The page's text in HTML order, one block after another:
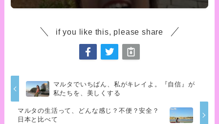
if you like this, please share
マルタでいちばん、私がキレイよ。『自信』が
私たちを、美しくする
マルタの生活って、どんな感じ？不便？安全？
日本と比べて